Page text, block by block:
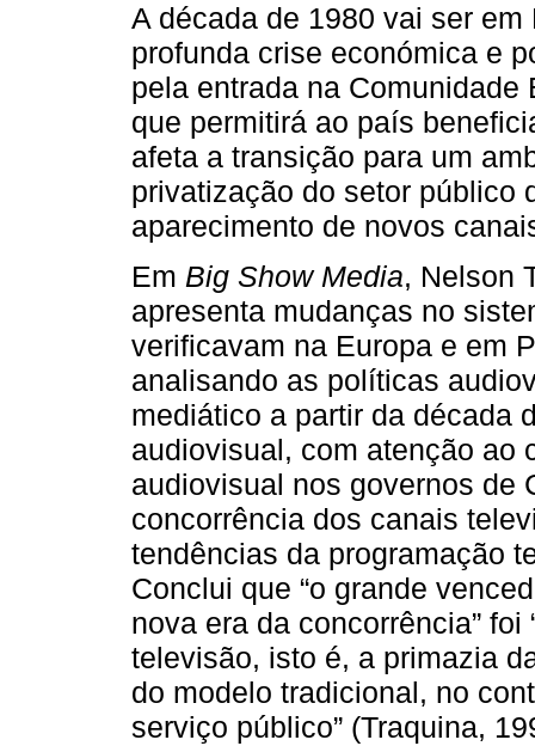
A década de 1980 vai ser
profunda crise económica e
pela entrada na
que permitirá ao país
afeta a transição para um
privatização do setor público
aparecimento de novos
Em Big Show Media, Nelson
apresenta mudanças no
verificavam na Europa e em
analisando as políticas
mediático a partir da década
audiovisual, com atenção ao
audiovisual nos governos de
concorrência dos canais
tendências da programação
Conclui que “o grande
nova era da concorrência”
televisão, isto é, a primazia
do modelo tradicional, no
serviço público” (Traquina,